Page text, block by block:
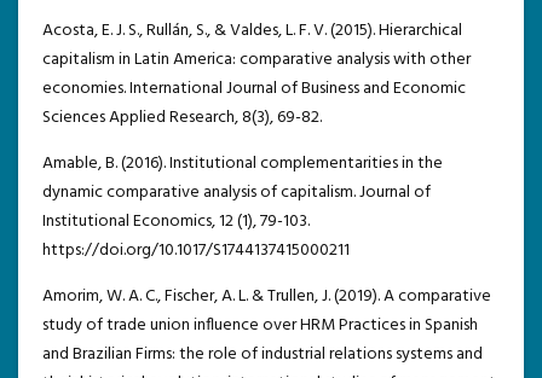
Acosta, E. J. S., Rullán, S., & Valdes, L. F. V. (2015). Hierarchical
capitalism in Latin America: comparative analysis with other
economies. International Journal of Business and Economic
Sciences Applied Research, 8(3), 69-82.
Amable, B. (2016). Institutional complementarities in the
dynamic comparative analysis of capitalism. Journal of
Institutional Economics, 12 (1), 79-103.
https://doi.org/10.1017/S1744137415000211
Amorim, W. A. C., Fischer, A. L. & Trullen, J. (2019). A comparative
study of trade union influence over HRM Practices in Spanish
and Brazilian Firms: the role of industrial relations systems and